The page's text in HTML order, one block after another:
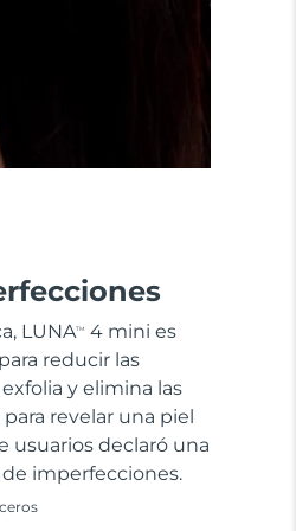
LUNATM
4 mini es
reducir las
y elimina las
revelar una piel
usuarios declaró una
imperfecciones.